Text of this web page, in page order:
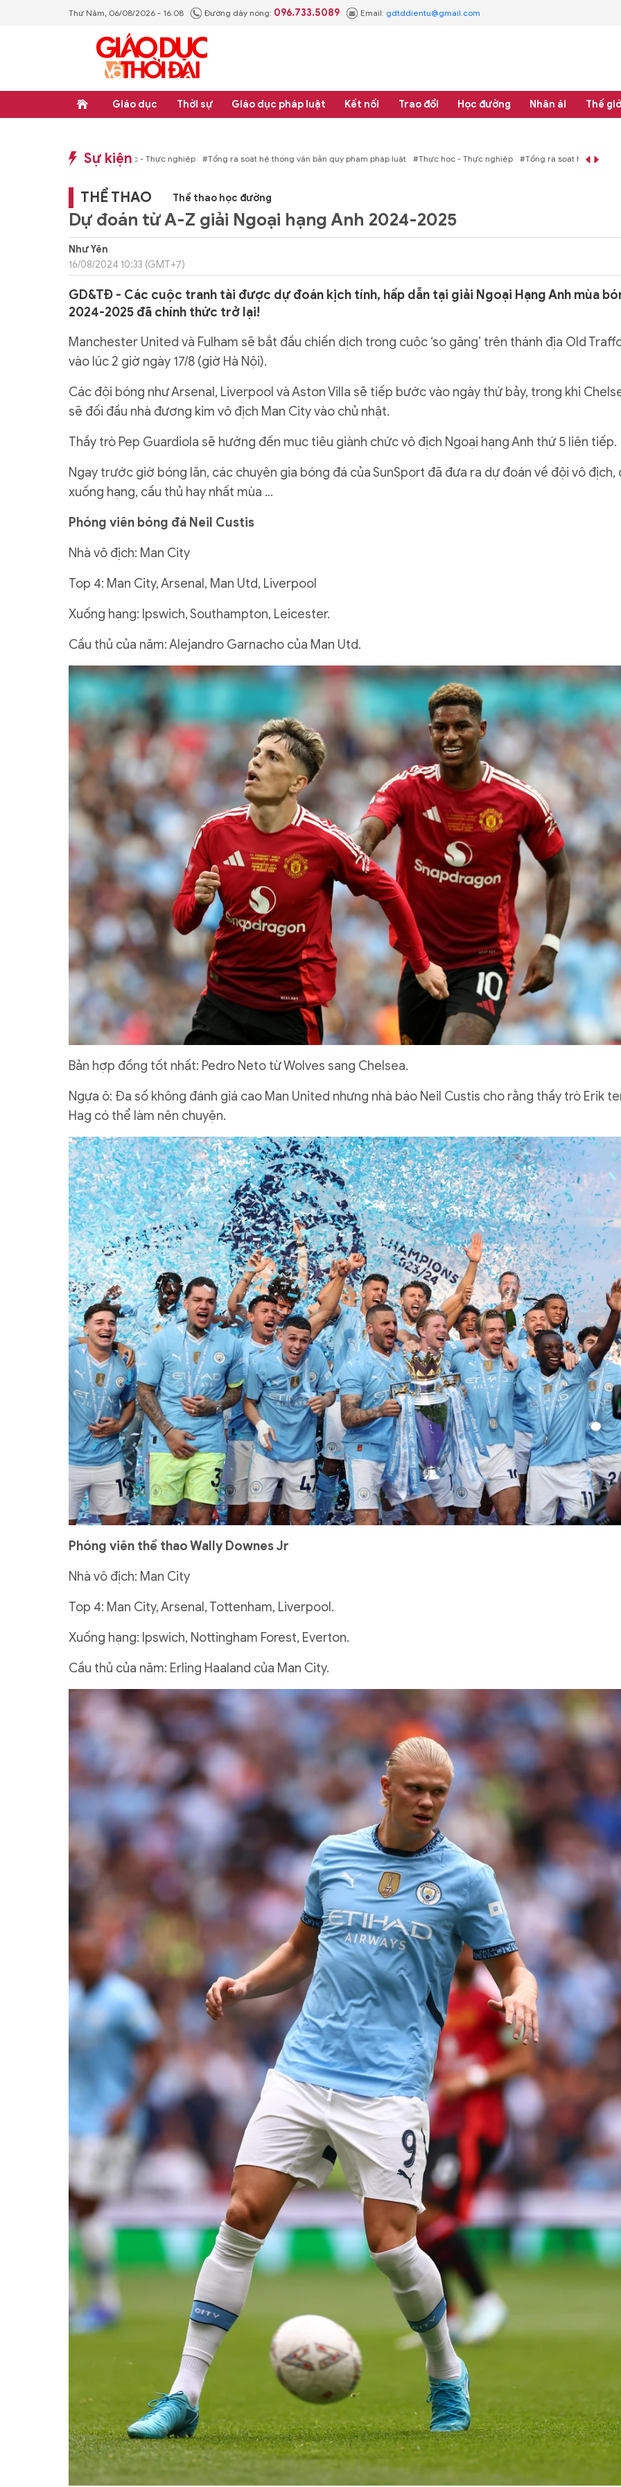
Thứ Năm, 06/08/2026 - 16:08 Đường dây nóng: 096.733.5089 Email: gdtddientu@gmail.com
Giáo dục Thời sự Giáo dục pháp luật Kết nối Trao đổi Học đường Nhân ái Thế
Sự kiện
#Thực học - Thực nghiệp #Tổng rà soát hệ thống văn bản quy phạm pháp luật #Thực học - Thực nghiệp #Tổng rà soát hệ thống văn bản quy phạm
THỂ THAO Thể thao học đường
Dự đoán từ A-Z giải Ngoại hạng Anh 2024-2025
Như Yên
16/08/2024 10:33 (GMT+7)
GD&TĐ - Các cuộc tranh tài được dự đoán kịch tính, hấp dẫn tại giải Ngoại Hạng Anh mùa
2024-2025 đã chính thức trở lại!
Manchester United và Fulham sẽ bắt đầu chiến dịch trong cuộc ‘so găng’ trên thánh địa Old
vào lúc 2 giờ ngày 17/8 (giờ Hà Nội).
Các đội bóng như Arsenal, Liverpool và Aston Villa sẽ tiếp bước vào ngày thứ bảy, trong khi
sẽ đối đầu nhà đương kim vô địch Man City vào chủ nhật.
Thầy trò Pep Guardiola sẽ hướng đến mục tiêu giành chức vô địch Ngoại hạng Anh thứ 5 liên tiếp.
Ngay trước giờ bóng lăn, các chuyên gia bóng đá của SunSport đã đưa ra dự đoán về đội vô địch,
xuống hạng, cầu thủ hay nhất mùa …
Phóng viên bóng đá Neil Custis
Nhà vô địch: Man City
Top 4: Man City, Arsenal, Man Utd, Liverpool
Xuống hạng: Ipswich, Southampton, Leicester.
Cầu thủ của năm: Alejandro Garnacho của Man Utd.
Bản hợp đồng tốt nhất: Pedro Neto từ Wolves sang Chelsea.
Ngựa ô: Đa số không đánh giá cao Man United nhưng nhà báo Neil Custis cho rằng thầy trò Erik
Hag có thể làm nên chuyện.
Phóng viên thể thao Wally Downes Jr
Nhà vô địch: Man City
Top 4: Man City, Arsenal, Tottenham, Liverpool.
Xuống hạng: Ipswich, Nottingham Forest, Everton.
Cầu thủ của năm: Erling Haaland của Man City.